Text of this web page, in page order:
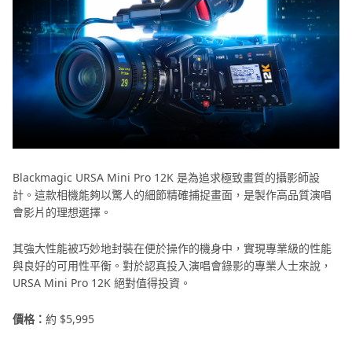
Blackmagic URSA Mini Pro 12K 是為追求極致畫質的攝影師設
計。這款相機能夠以驚人的細節精確捕捉畫面，是製作高品質演唱
會影片的理想選擇。
其強大性能被巧妙地封裝在便於操作的機身中，實現專業級的性能
與良好的可用性平衡。對於認真投入演唱會錄影的專業人士來說，
URSA Mini Pro 12K 絕對值得投資。
價格： 約 $5,995